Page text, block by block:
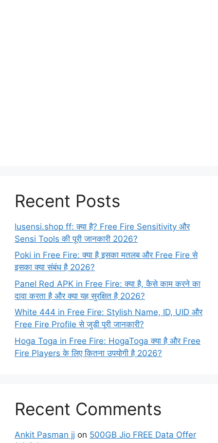
Recent Posts
lusensi.shop ff: क्या है? Free Fire Sensitivity और
Sensi Tools की पूरी जानकारी 2026?
Poki in Free Fire: क्या है इसका मतलब और Free Fire से
इसका क्या संबंध है 2026?
Panel Red APK in Free Fire: क्या है, कैसे काम करने का
दावा करता है और क्या यह सुरक्षित है 2026?
White 444 in Free Fire: Stylish Name, ID, UID और
Free Fire Profile से जुड़ी पूरी जानकारी?
Hoga Toga in Free Fire: HogaToga क्या है और Free
Fire Players के लिए कितना उपयोगी है 2026?
Recent Comments
Ankit Pasman jj on 500GB Jio FREE Data Offer